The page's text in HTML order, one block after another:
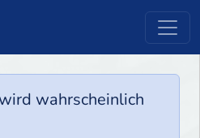
wahrscheinlich